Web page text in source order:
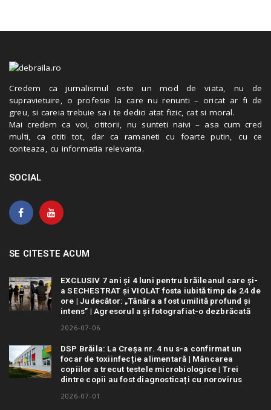
Credem ca jurnalismul este un mod de viata, nu de
supravietuire, o profesie la care nu renunti – oricat ar fi de
greu, si careia trebuie sa i te dedici atat fizic, cat si moral.
Mai credem ca voi, cititorii, nu sunteti naivi – asa cum cred
multi, ca cititi tot, dar ca ramaneti cu foarte putin, cu ce
conteaza, cu informatia relevanta.
SOCIAL
SE CITESTE ACUM
EXCLUSIV 7 ani și 4 luni pentru brăileanul care și-
a SECHESTRAT și VIOLAT fosta iubită timp de 24 de
ore | Judecător: „Tânăra a fost umilită profund și
intens” | Agresorul a și fotografiat-o dezbrăcată
2026-07-06
DSP Brăila: La Creșa nr. 4 nu s-a confirmat un
focar de toxiinfecție alimentară | Mâncarea
copiilor a trecut testele microbiologice | Trei
dintre copii au fost diagnosticați cu norovirus
2026-07-01